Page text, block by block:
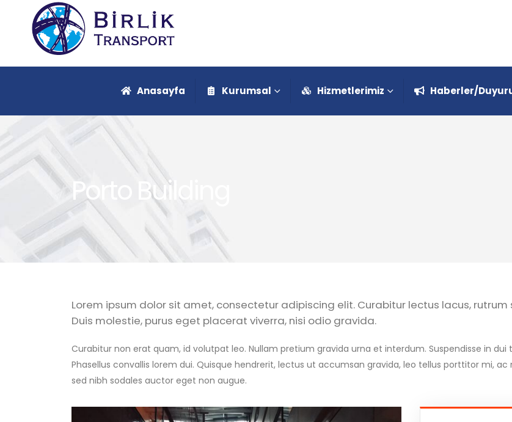
Anasayfa Kurumsal Hizmetlerimiz Haberler/
Porto Building
Lorem ipsum dolor sit amet, consectetur adipiscing elit. Curabitur lectus lacus,
Duis molestie, purus eget placerat viverra, nisi odio gravida.
Curabitur non erat quam, id volutpat leo. Nullam pretium gravida urna et interdum. Suspendisse in dui
Phasellus convallis lorem dui. Quisque hendrerit, lectus ut accumsan gravida, leo tellus porttitor mi,
sed nibh sodales auctor eget non augue.